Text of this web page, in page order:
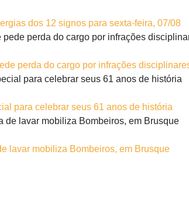
dos 12 signos para sexta-feira, 07/08
perda do cargo por infrações
para celebrar seus 61 anos de história
lavar mobiliza Bombeiros, em Brusque